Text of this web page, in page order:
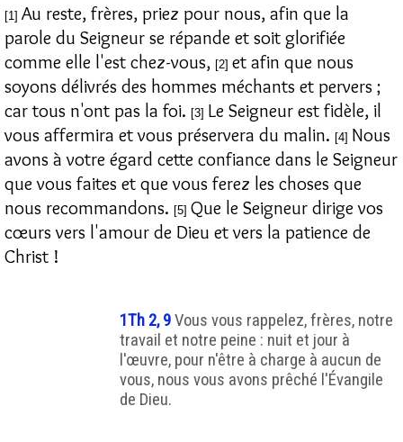
[1] Au reste, frères, priez pour nous, afin que la
parole du Seigneur se répande et soit glorifiée
comme elle l'est chez-vous, [2] et afin que nous
soyons délivrés des hommes méchants et pervers ;
car tous n'ont pas la foi. [3] Le Seigneur est fidèle, il
vous affermira et vous préservera du malin. [4] Nous
avons à votre égard cette confiance dans le Seigneur
que vous faites et que vous ferez les choses que
nous recommandons. [5] Que le Seigneur dirige vos
cœurs vers l'amour de Dieu et vers la patience de
Christ !
1Th 2, 9Vous vous rappelez, frères, notre
travail et notre peine : nuit et jour à
l'œuvre, pour n'être à charge à aucun de
vous, nous vous avons prêché l'Évangile
de Dieu.